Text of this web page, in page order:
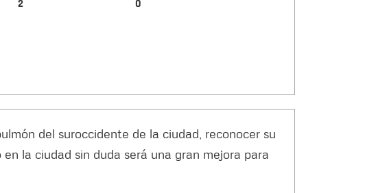
2 0
del suroccidente de la ciudad, reconocer su
la ciudad sin duda será una gran mejora para